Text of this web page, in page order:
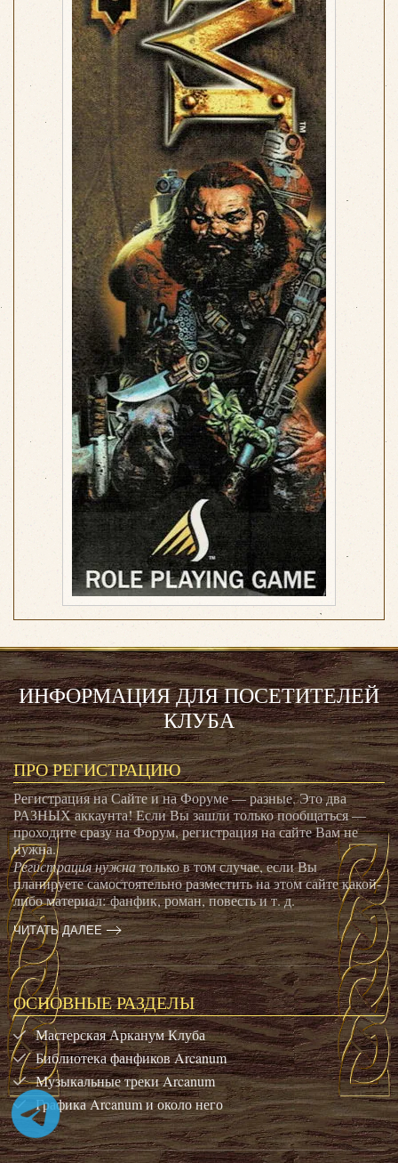
ИНФОРМАЦИЯ ДЛЯ ПОСЕТИТЕЛЕЙ
КЛУБА
ПРО РЕГИСТРАЦИЮ
Регистрация на Сайте и на Форуме — разные. Это два
РАЗНЫХ аккаунта! Если Вы зашли только пообщаться —
проходите сразу на Форум, регистрация на сайте Вам не
нужна.
Регистрация нужнатолько в том случае, если Вы
планируете самостоятельно разместить на этом сайте какой-
либо материал: фанфик, роман, повесть и т. д.
ЧИТАТЬ ДАЛЕЕ
ОСНОВНЫЕ РАЗДЕЛЫ
Мастерская Арканум Клуба
Библиотека фанфиков Arcanum
Музыкальные треки Arcanum
Графика Arcanum и около него